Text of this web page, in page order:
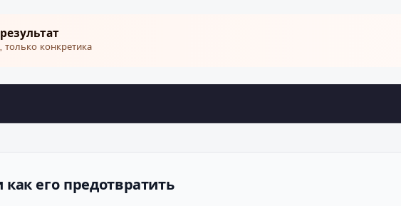
только конкретика
его предотвратить